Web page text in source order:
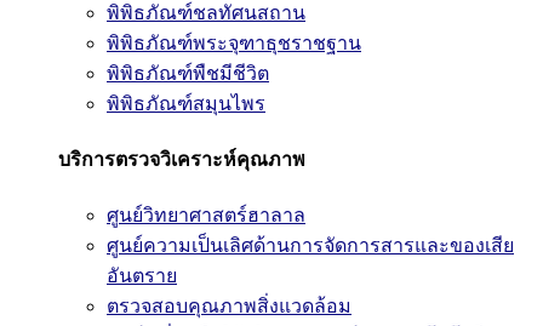
พิพิธภัณฑ์ชลทัศนสถาน
พิพิธภัณฑ์พระจุฑาธุชราชฐาน
พิพิธภัณฑ์พืชมีชีวิต
พิพิธภัณฑ์สมุนไพร
บริการตรวจวิเคราะห์คุณภาพ
ศูนย์วิทยาศาสตร์ฮาลาล
ศูนย์ความเป็นเลิศด้านการจัดการสารและของเสีย
อันตราย
ตรวจสอบคุณภาพสิ่งแวดล้อม